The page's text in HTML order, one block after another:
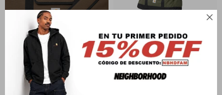

CARHARTT WIP